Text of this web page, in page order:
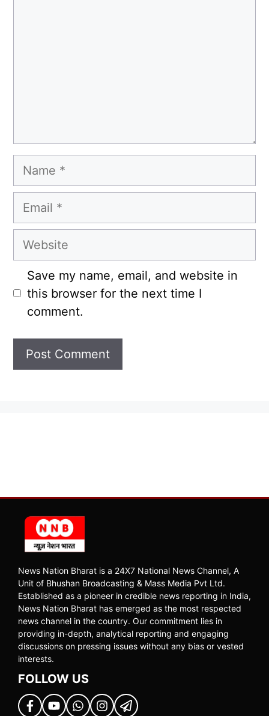
Name
Email
Website
Save my name, email, and website in
this browser for the next time I
comment.
News Nation Bharat is a 24X7 National News Channel, A
Unit of Bhushan Broadcasting & Mass Media Pvt Ltd.
Established as a pioneer in credible news reporting in India,
News Nation Bharat has emerged as the most respected
news channel in the country. Our commitment lies in
providing in-depth, analytical reporting and engaging
discussions on pressing issues without any bias or vested
interests.
FOLLOW US